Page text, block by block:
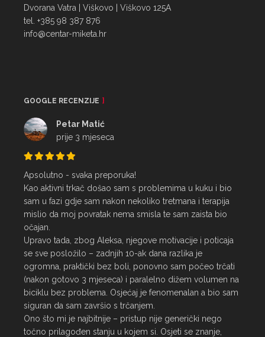
Dvorana Vatra | Viškovo | Viškovo 125A
tel. +385 98 387 876
info@centar-miketa.hr
GOOGLE RECENZIJE
Petar Matić
prije 3 mjeseca
Apsolutno - svaka preporuka!
Kao aktivni trkač došao sam s problemima u kuku i bio
sam u fazi gdje sam nakon nekoliko tretmana i terapija
mislio da moj povratak nema smisla te sam zaista bio
očajan.
Upravo tada, zbog Aleksa, njegove motivacije i poticaja
se sve posložilo – zadnjih 10-ak dana razlika je
ogromna, praktički bez boli, ponovno sam počeo trčati
(nakon gotovo 3 mjeseca) i paralelno dižem volumen na
biciklu bez problema. Osjećaj je fenomenalan a bio sam
siguran da sam završio s trčanjem.
Ono što mi je najbitnije – pristup nije generički nego
točno prilagođen stanju u kojem si. Osjeti se znanje,